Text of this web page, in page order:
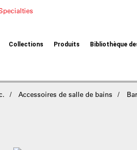
Collections Produits Bibliothèque
Accessoires de salle de bains